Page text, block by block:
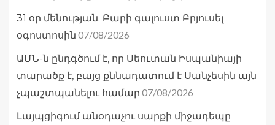
31 օր մենության. Բարի գալուստ Բրյուսել
օգոստոսին 07/08/2026
ԱՄՆ-ն ընդգծում է, որ Սեուտան Իսպանիայի
տարածք է, բայց քննադատում է Սանչեսին այն
չպաշտպանելու համար 07/08/2026
Լայպցիգում անօդաչու սարքի միջադեպը